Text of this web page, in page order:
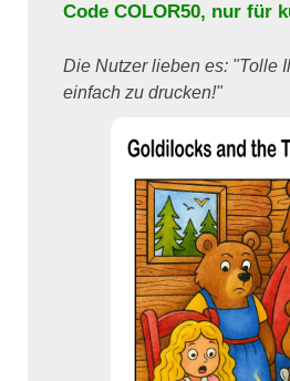
Code COLOR50, nur für
Die Nutzer lieben es: "Tolle
einfach zu drucken!"